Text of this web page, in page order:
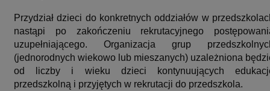
Przydział dzieci do konkretnych oddziałów w
nastąpi po zakończeniu rekrutacyjnego
uzupełniającego. Organizacja grup
(jednorodnych wiekowo lub mieszanych) uzależniona
od liczby i wieku dzieci kontynuujących
przedszkolną i przyjętych w rekrutacji do przedszkola.